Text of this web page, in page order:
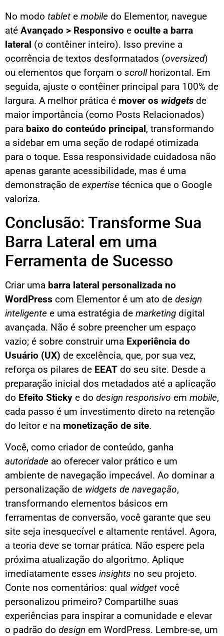
No modo tablet e mobile do Elementor, navegue
até Avançado > Responsivo e oculte a barra
lateral (o contêiner inteiro). Isso previne a
ocorrência de textos desformatados (oversized)
ou elementos que forçam o scrollhorizontal. Em
seguida, ajuste o contêiner principal para 100% de
largura. A melhor prática é mover os widgets de
maior importância (como Posts Relacionados)
para baixo do conteúdo principal , transformando
a sidebar em uma seção de rodapé otimizada
para o toque. Essa responsividade cuidadosa não
apenas garante acessibilidade, mas é uma
demonstração de expertise técnica que o Google
valoriza.
Conclusão: Transforme Sua
Barra Lateral em uma
Ferramenta de Sucesso
Criar uma barra lateral personalizada no
WordPress com Elementor é um ato de design
inteligente e uma estratégia de marketing digital
avançada. Não é sobre preencher um espaço
vazio; é sobre construir uma Experiência do
Usuário (UX) de excelência, que, por sua vez,
reforça os pilares de EEAT do seu site. Desde a
preparação inicial dos metadados até a aplicação
do Efeito Sticky e do design responsivo em mobile,
cada passo é um investimento direto na retenção
do leitor e na monetização de site.
Você, como criador de conteúdo, ganha
autoridade ao oferecer valor prático e um
ambiente de navegação impecável. Ao dominar a
personalização de widgets de navegação,
transformando elementos básicos em
ferramentas de conversão, você garante que seu
site seja inesquecível e altamente rentável. Agora,
a teoria deve se tornar prática. Não espere pela
próxima atualização do algoritmo. Aplique
imediatamente esses insights no seu projeto.
Conte nos comentários: qual widget você
personalizou primeiro? Compartilhe suas
experiências para inspirar a comunidade e elevar
o padrão do design em WordPress. Lembre-se, um